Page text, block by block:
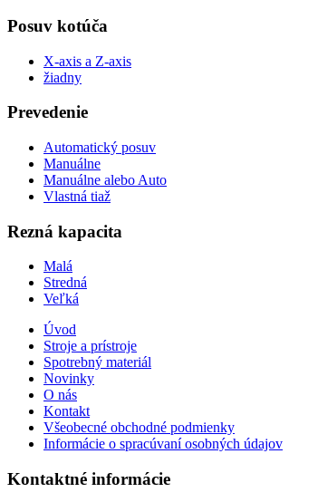
Posuv kotúča
X-axis a Z-axis
žiadny
Prevedenie
Automatický posuv
Manuálne
Manuálne alebo Auto
Vlastná tiaž
Rezná kapacita
Malá
Stredná
Veľká
Úvod
Stroje a prístroje
Spotrebný materiál
Novinky
O nás
Kontakt
Všeobecné obchodné podmienky
Informácie o spracúvaní osobných údajov
Kontaktné informácie